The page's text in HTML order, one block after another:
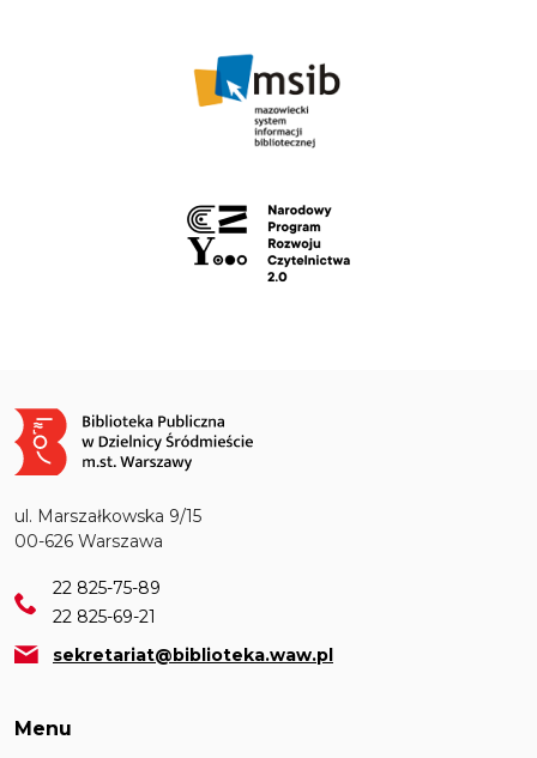
Obraz
ul. Marszałkowska 9/15
00-626 Warszawa
22 825-75-89
22 825-69-21
sekretariat@biblioteka.waw.pl
Menu